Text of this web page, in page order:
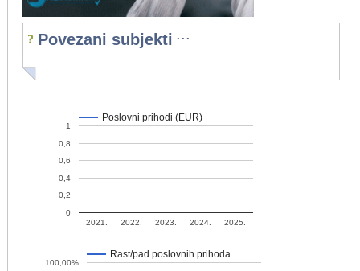
Povezani subjekti ...
Poslovni prihodi (EUR)
2021. 2022. 2023. 2024. 2025.
0
0,2
0,4
0,6
0,8
1
Rast/pad poslovnih prihoda
100,00%